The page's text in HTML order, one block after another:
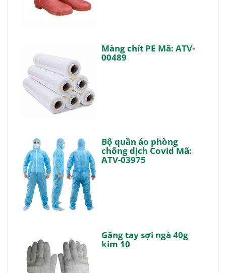
Màng chít PE Mã: ATV-
00489
Bộ quần áo phòng
chống dịch Covid Mã:
ATV-03975
Găng tay sợi ngà 40g
kim 10